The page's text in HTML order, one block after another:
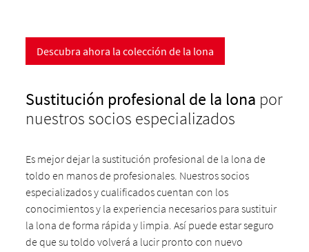
Descubra ahora la colección de la lona
Sustitución profesional de la lona por
nuestros socios especializados
Es mejor dejar la sustitución profesional de la lona de
toldo en manos de profesionales. Nuestros socios
especializados y cualificados cuentan con los
conocimientos y la experiencia necesarios para sustituir
la lona de forma rápida y limpia. Así puede estar seguro
de que su toldo volverá a lucir pronto con nuevo